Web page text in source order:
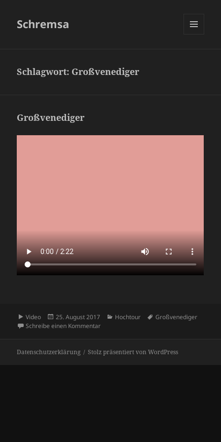
Schremsa
Schlagwort: Großvenediger
Großvenediger
Format
Video
Veröffentlicht
am
25. August 2017 Kategorien
Hochtour Schlagwörter
Großvenediger
Schreibe einen Kommentarzu Großvenediger
Datenschutzerklärung Stolz präsentiert von WordPress